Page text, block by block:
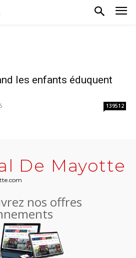
les enfants éduquent
139512
De Mayotte
nos offres